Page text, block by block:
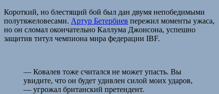
Короткий, но блестящий бой был дан двумя непобедимыми
полутяжеловесами. Артур Бетербиев пережил моменты ужаса,
но он сломал окончательно Каллума Джонсона, успешно
защитив титул чемпиона мира федерации IBF.
— Ковалев тоже считался не может упасть. Вы
увидите, что он будет удивлен силой моих ударов,
— угрожал британский претендент.